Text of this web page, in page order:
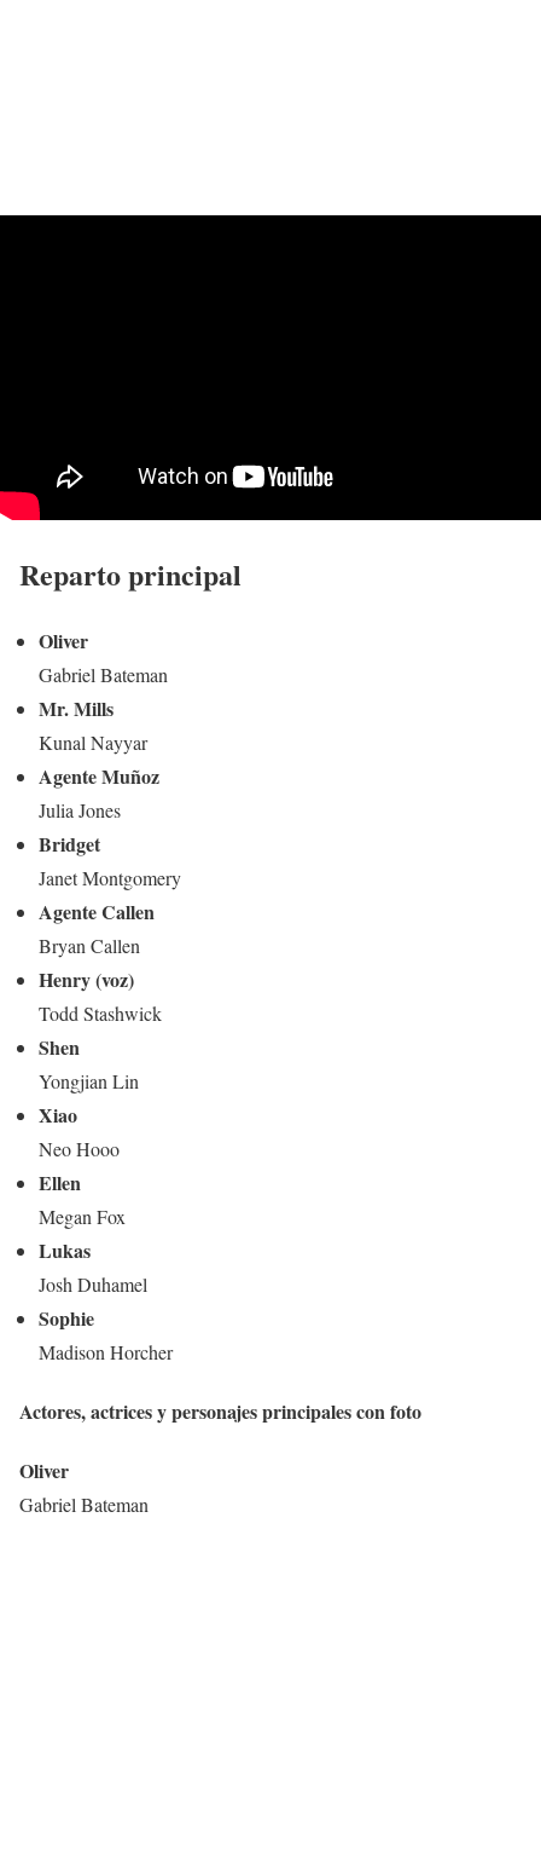
Reparto principal
Oliver
Gabriel Bateman
Mr. Mills
Kunal Nayyar
Agente Muñoz
Julia Jones
Bridget
Janet Montgomery
Agente Callen
Bryan Callen
Henry (voz)
Todd Stashwick
Shen
Yongjian Lin
Xiao
Neo Hooo
Ellen
Megan Fox
Lukas
Josh Duhamel
Sophie
Madison Horcher
Actores, actrices y personajes principales con foto
Oliver
Gabriel Bateman